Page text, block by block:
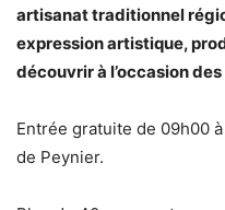
artisanat traditionnel
expression artistique,
découvrir à l’occasion
Entrée gratuite de 09h00
de Peynier.